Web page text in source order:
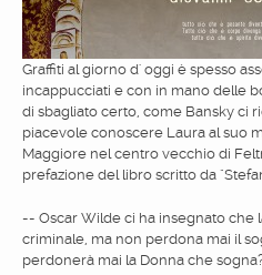
BLOG & NEWS
SERVICES
PRIVACY
Graffiti al giorno d' oggi è spesso
incappucciati e con in mano delle
di sbagliato certo, come Bansky ci
piacevole conoscere Laura al suo
Maggiore nel centro vecchio di
prefazione del libro scritto da
-- Oscar Wilde ci ha insegnato che
criminale, ma non perdona mai il
perdonerà mai la Donna che